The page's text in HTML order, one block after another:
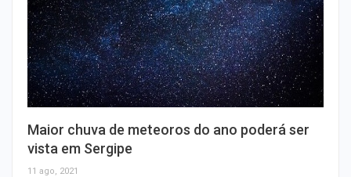
Maior chuva de meteoros do ano poderá ser
vista em Sergipe
11 ago, 2021